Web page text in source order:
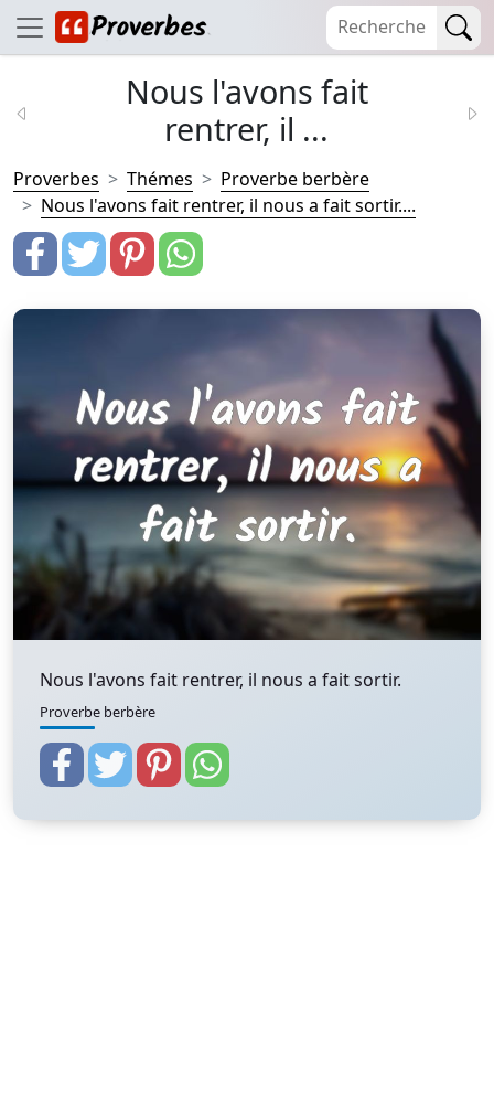
Nous l'avons fait
rentrer, il ...
Proverbes Thémes
Proverbe berbère
Nous l'avons fait rentrer, il nous a fait sortir....
Nous l'avons fait rentrer, il nous a fait sortir.
Proverbe berbère